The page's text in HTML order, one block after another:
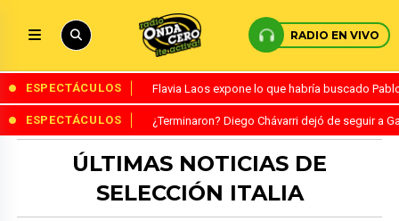
RADIO EN VIVO
ESPECTÁCULOS Flavia Laos expone lo que habría buscado
ESPECTÁCULOS ¿Terminaron? Diego Chávarri dejó de seguir a
ÚLTIMAS NOTICIAS DE
SELECCIÓN ITALIA